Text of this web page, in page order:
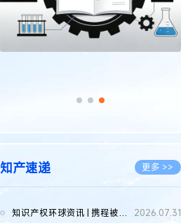
知产速递 更多 >>
知识产权环球资讯 | 携程被市监总局罚51.79亿；瑞幸泰国商标案上...
2026.07.31